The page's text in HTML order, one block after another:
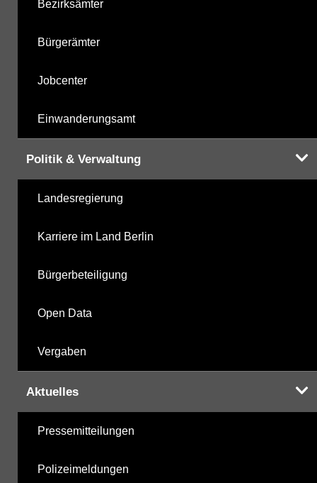
Bezirksämter
Bürgerämter
Jobcenter
Einwanderungsamt
Politik & Verwaltung
Landesregierung
Karriere im Land Berlin
Bürgerbeteiligung
Open Data
Vergaben
Aktuelles
Pressemitteilungen
Polizeimeldungen